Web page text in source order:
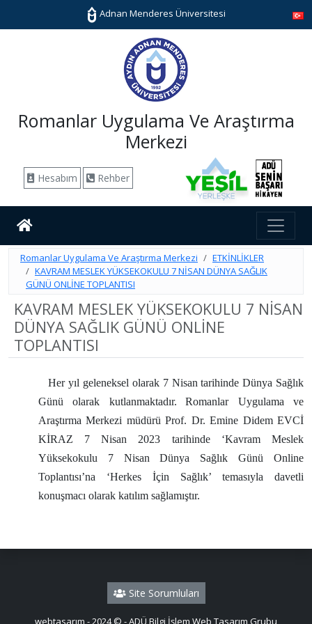
Adnan Menderes Üniversitesi
Romanlar Uygulama Ve Araştırma
Merkezi
Hesabım Rehber
Romanlar Uygulama Ve Araştırma Merkezi
ETKİNLİKLER
KAVRAM MESLEK YÜKSEKOKULU 7 NİSAN DÜNYA SAĞLIK
GÜNÜ ONLİNE TOPLANTISI
KAVRAM MESLEK YÜKSEKOKULU 7 NİSAN
DÜNYA SAĞLIK GÜNÜ ONLİNE
TOPLANTISI
Her yıl geleneksel olarak 7 Nisan tarihinde Dünya Sağlık
Günü olarak kutlanmaktadır.
Romanlar Uygulama ve
Araştırma Merkezi müdürü Prof. Dr. Emine Didem EVCİ
KİRAZ 7 Nisan 2023 tarihinde ‘Kavram Meslek
Yüksekokulu 7 Nisan Dünya Sağlık Günü Online
Toplantısı’na ‘Herkes İçin Sağlık’ temasıyla davetli
konuşmacı olarak katılım sağlamıştır.
Site Sorumluları
webtasarım - 2024 © - ADÜ Bilgi İşlem Web Tasarım Grubu